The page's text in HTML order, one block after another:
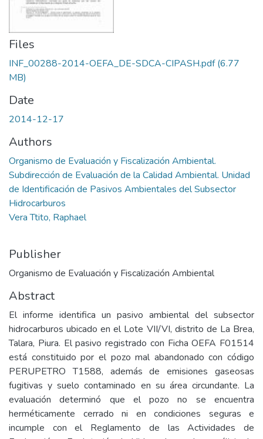
Files
INF_00288-2014-OEFA_DE-SDCA-CIPASH.pdf(6.77
MB)
Date
2014-12-17
Authors
Organismo de Evaluación y Fiscalización Ambiental.
Subdirección de Evaluación de la Calidad Ambiental. Unidad
de Identificación de Pasivos Ambientales del Subsector
Hidrocarburos
Vera Ttito, Raphael
Publisher
Organismo de Evaluación y Fiscalización Ambiental
Abstract
El informe identifica un pasivo ambiental del subsector
hidrocarburos ubicado en el Lote VII/VI, distrito de La Brea,
Talara, Piura. El pasivo registrado con Ficha OEFA F01514
está constituido por el pozo mal abandonado con código
PERUPETRO T1588, además de emisiones gaseosas
fugitivas y suelo contaminado en su área circundante. La
evaluación determinó que el pozo no se encuentra
herméticamente cerrado ni en condiciones seguras e
incumple con el Reglamento de las Actividades de